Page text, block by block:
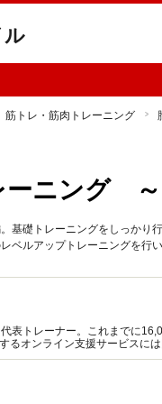
ル
筋トレ・筋肉トレーニング
ーニング ～
基礎トレーニングをしっかり
ベルアップトレーニングを行い
表トレーナー。これまでに
るオンライン支援サービスに
アの監修・モデル等幅広く活